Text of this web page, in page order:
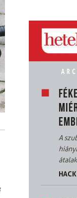
A